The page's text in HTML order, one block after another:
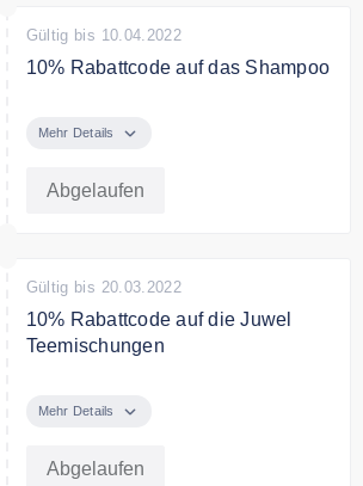
Gültig bis 10.04.2022
10% Rabattcode auf das Shampoo
Mehr Details
Abgelaufen
Gültig bis 20.03.2022
10% Rabattcode auf die Juwel
Teemischungen
Teemischungen
Mehr Details
Abgelaufen